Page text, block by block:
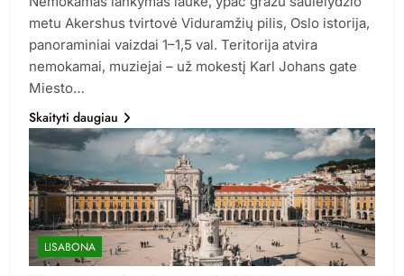
metu Akershus tvirtovė Viduramžių pilis, Oslo istorija,
panoraminiai vaizdai 1–1,5 val. Teritorija atvira
nemokamai, muziejai – už mokestį Karl Johans gate
Miesto…
Skaityti daugiau
LISABONA